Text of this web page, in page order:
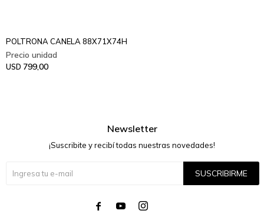
POLTRONA CANELA 88X71X74H
USD 799,00
Newsletter
¡Suscribite y recibí todas nuestras novedades!
SUSCRIBIRME
  